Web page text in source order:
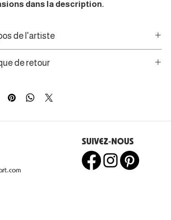
dans la description.
de l'artiste
introspective, cet artiste
où chaque toile devient un espace de
de retour
de 14 jours.
SUIVEZ-NOUS